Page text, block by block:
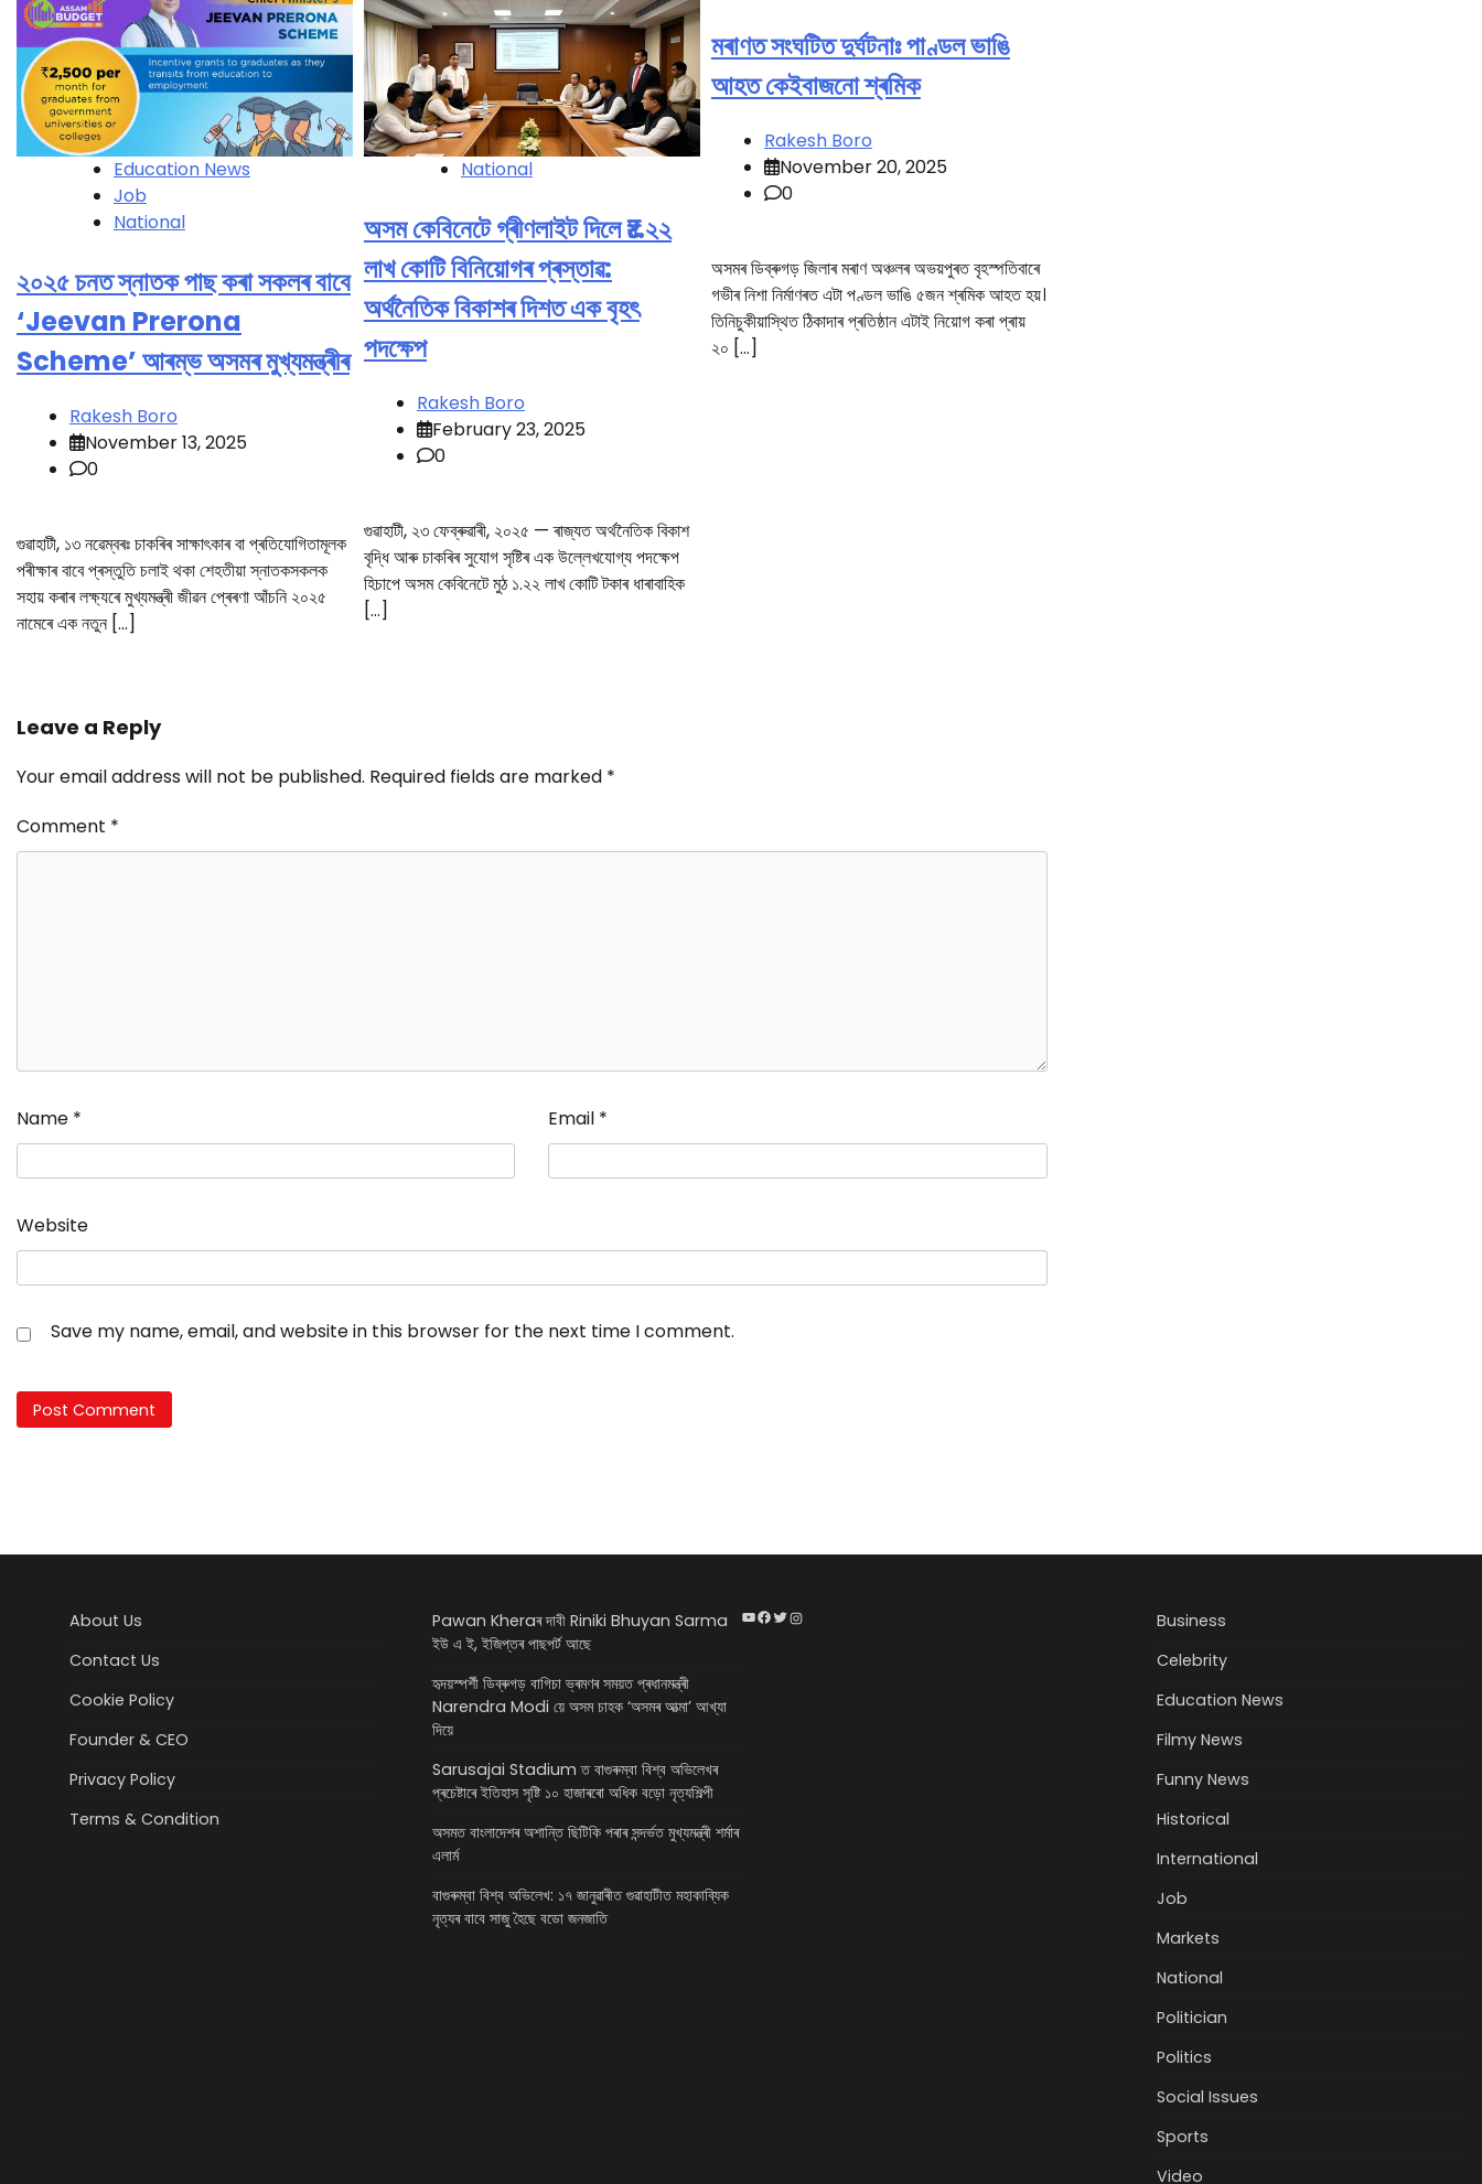
Education News
Job
National
২০২৫ চনত স্নাতক পাছ কৰা সকলৰ বাবে
‘Jeevan Prerona
Scheme’ আৰম্ভ অসমৰ মুখ্যমন্ত্ৰীৰ
Rakesh Boro
November 13, 2025
0
গুৱাহাটী, ১৩ নৱেম্বৰঃ চাকৰিৰ সাক্ষাৎকাৰ বা প্ৰতিযোগিতামূলক
পৰীক্ষাৰ বাবে প্ৰস্তুতি চলাই থকা শেহতীয়া স্নাতকসকলক
সহায় কৰাৰ লক্ষ্যৰে মুখ্যমন্ত্ৰী জীৱন প্ৰেৰণা আঁচনি ২০২৫
নামেৰে এক নতুন […]
National
অসম কেবিনেটে গ্ৰীণলাইট দিলে ₹১.২২
লাখ কোটি বিনিয়োগৰ প্ৰস্তাৱ:
অৰ্থনৈতিক বিকাশৰ দিশত এক বৃহৎ
পদক্ষেপ
Rakesh Boro
February 23, 2025
0
গুৱাহাটী, ২৩ ফেব্ৰুৱাৰী, ২০২৫ — ৰাজ্যত অৰ্থনৈতিক বিকাশ
বৃদ্ধি আৰু চাকৰিৰ সুযোগ সৃষ্টিৰ এক উল্লেখযোগ্য পদক্ষেপ
হিচাপে অসম কেবিনেটে মুঠ ১.২২ লাখ কোটি টকাৰ ধাৰাবাহিক
[…]
মৰাণত সংঘটিত দুৰ্ঘটনাঃ পাণ্ডল ভাঙি
আহত কেইবাজনো শ্ৰমিক
Rakesh Boro
November 20, 2025
0
অসমৰ ডিব্ৰুগড় জিলাৰ মৰাণ অঞ্চলৰ অভয়পুৰত বৃহস্পতিবাৰে
গভীৰ নিশা নিৰ্মাণৰত এটা পণ্ডল ভাঙি ৫জন শ্ৰমিক আহত হয়।
তিনিচুকীয়াস্থিত ঠিকাদাৰ প্ৰতিষ্ঠান এটাই নিয়োগ কৰা প্ৰায়
২০ […]
Leave a Reply
Your email address will not be published. Required fields are marked *
Comment *
Name * Email *
Website
Save my name, email, and website in this browser for the next time I comment.
About Us
Contact Us
Cookie Policy
Founder & CEO
Privacy Policy
Terms & Condition
Pawan Kheraৰ দাবী Riniki Bhuyan Sarma
ইউ এ ই, ইজিপ্তৰ পাছপৰ্ট আছে
হৃদয়স্পৰ্শী ডিব্ৰুগড় বাগিচা ভ্ৰমণৰ সময়ত প্ৰধানমন্ত্ৰী
Narendra Modi য়ে অসম চাহক ‘অসমৰ আত্মা’ আখ্যা
দিয়ে
Sarusajai Stadium ত বাগুৰুম্বা বিশ্ব অভিলেখৰ
প্ৰচেষ্টাৰে ইতিহাস সৃষ্টি ১০ হাজাৰৰো অধিক বড়ো নৃত্যশিল্পী
অসমত বাংলাদেশৰ অশান্তি ছিটিকি পৰাৰ সন্দৰ্ভত মুখ্যমন্ত্ৰী শৰ্মাৰ
এলাৰ্ম
বাগুৰুম্বা বিশ্ব অভিলেখ: ১৭ জানুৱাৰীত গুৱাহাটীত মহাকাব্যিক
নৃত্যৰ বাবে সাজু হৈছে বডো জনজাতি
YouTube
Facebook
Twitter
Instagram
Business
Celebrity
Education News
Filmy News
Funny News
Historical
International
Job
Markets
National
Politician
Politics
Social Issues
Sports
Video